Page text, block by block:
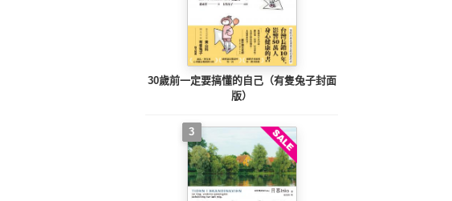
30歲前一定要搞懂的自己（有隻兔子封面
版）
3